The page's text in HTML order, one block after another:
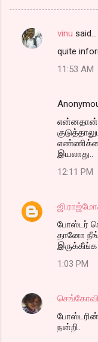
C
vinu said…
quite
11:53 AM
என்னதான்
இயலாது..
12:11 PM
போஸ்டர்
தானோ
இருக்கீங்க
1:03 PM
செங்கோவி
போஸ்டரின்
நன்றி.